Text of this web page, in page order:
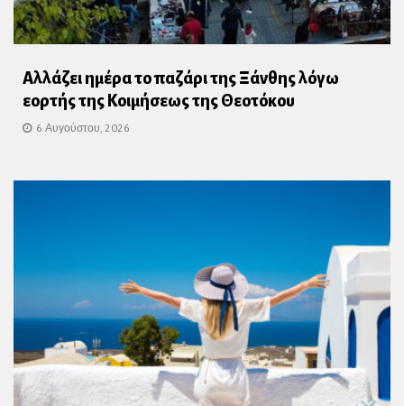
Αλλάζει ημέρα το παζάρι της Ξάνθης λόγω
εορτής της Κοιμήσεως της Θεοτόκου
6 Αυγούστου, 2026